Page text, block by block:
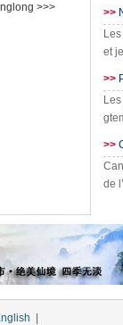
>>> >>
et
>>
>>
de